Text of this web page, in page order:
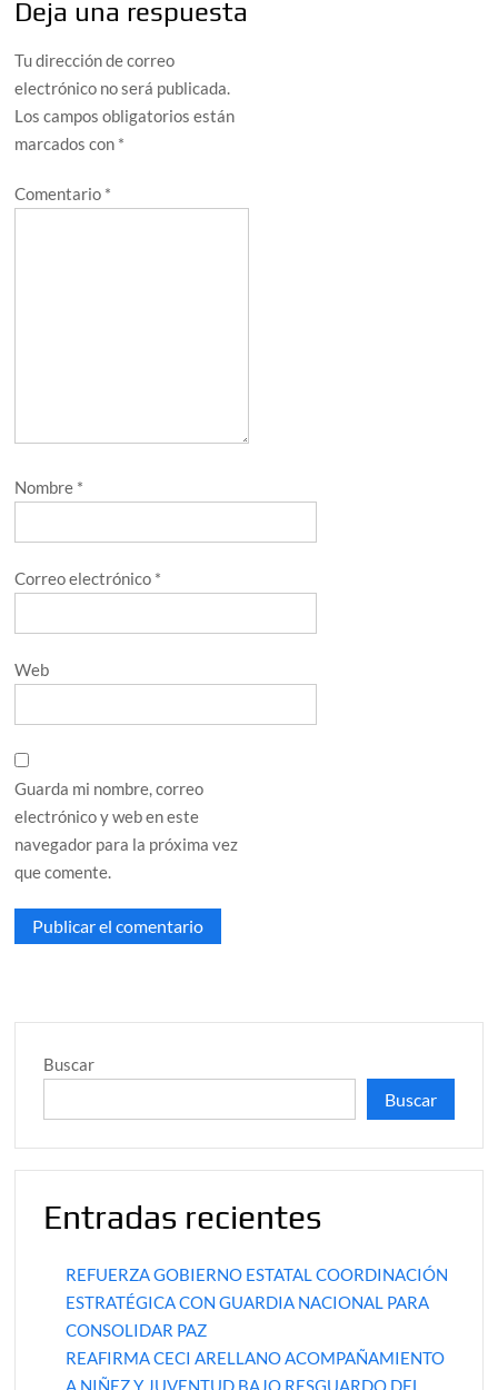
Deja una respuesta
Tu dirección de correo
electrónico no será publicada.
Los campos obligatorios están
marcados con *
Comentario *
Nombre *
Correo electrónico *
Web
Guarda mi nombre, correo
electrónico y web en este
navegador para la próxima vez
que comente.
Buscar
Buscar
Entradas recientes
REFUERZA GOBIERNO ESTATAL COORDINACIÓN
ESTRATÉGICA CON GUARDIA NACIONAL PARA
CONSOLIDAR PAZ
REAFIRMA CECI ARELLANO ACOMPAÑAMIENTO
A NIÑEZ Y JUVENTUD BAJO RESGUARDO DEL